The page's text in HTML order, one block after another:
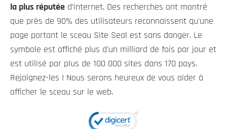
la plus réputée d’internet. Des recherches ont montré
que près de 90% des utilisateurs reconnaissent qu'une
page portant le sceau Site Seal est sans danger. Le
symbole est affiché plus d'un milliard de fois par jour et
est utilisé par plus de 100 000 sites dans 170 pays.
Rejoignez-les ! Nous serons heureux de vous aider à
afficher le sceau sur le web.